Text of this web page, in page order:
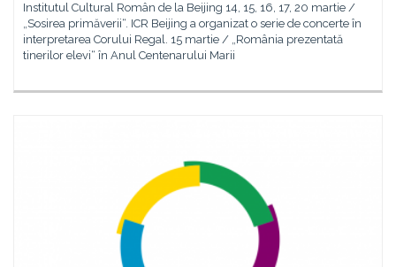
Institutul Cultural Român de la Beijing 14, 15, 16, 17, 20 martie /
„Sosirea primăverii“. ICR Beijing a organizat o serie de concerte în
interpretarea Corului Regal. 15 martie / „România prezentată
tinerilor elevi“ în Anul Centenarului Marii